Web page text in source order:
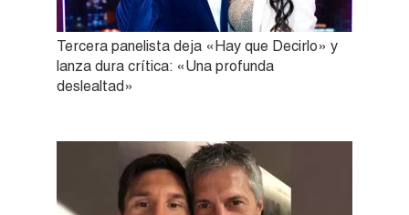
Tercera panelista deja «Hay que Decirlo» y
lanza dura crítica: «Una profunda
deslealtad»